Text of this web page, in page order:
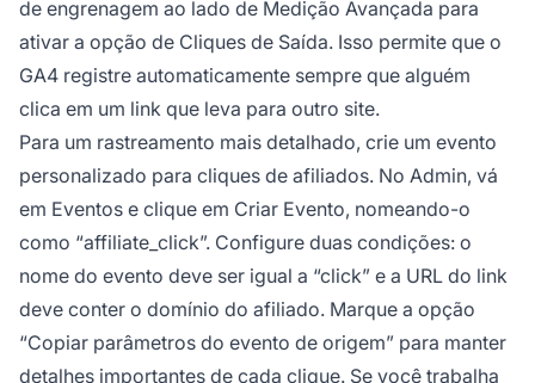
de engrenagem ao lado de Medição Avançada para
ativar a opção de Cliques de Saída. Isso permite que o
GA4 registre automaticamente sempre que alguém
clica em um link que leva para outro site.
Para um rastreamento mais detalhado, crie um evento
personalizado para cliques de afiliados. No Admin, vá
em Eventos e clique em Criar Evento, nomeando-o
como “affiliate_click”. Configure duas condições: o
nome do evento deve ser igual a “click” e a URL do link
deve conter o domínio do afiliado. Marque a opção
“Copiar parâmetros do evento de origem” para manter
detalhes importantes de cada clique. Se você trabalha